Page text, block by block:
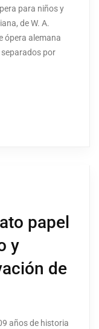
para niños y
de W. A.
ópera alemana
por
papel
y
de
años de historia